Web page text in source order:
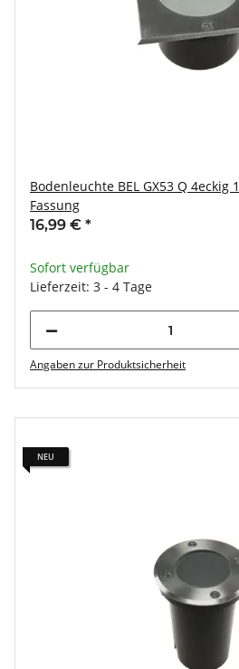
Bodenleuchte BEL GX53 Q 4eckig
Fassung
16,99 € *
Sofort verfügbar
Lieferzeit: 3 - 4 Tage
Angaben zur Produktsicherheit
NEU